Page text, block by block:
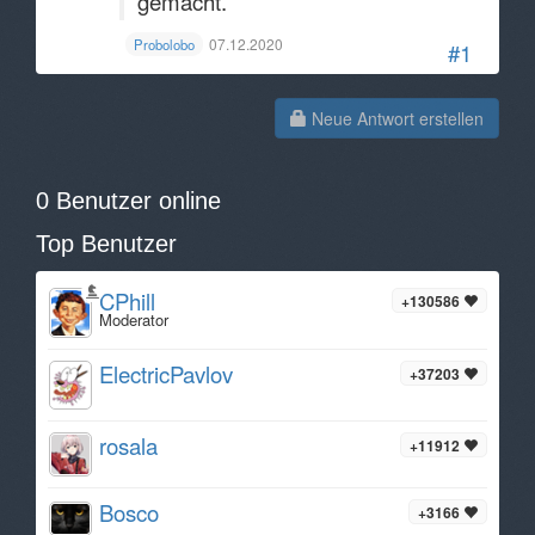
#1
Probolobo 07.12.2020
Neue Antwort erstellen
0 Benutzer online
Top Benutzer
+130586
CPhill
Moderator
+37203
ElectricPavlov
+11912
rosala
+3166
Bosco